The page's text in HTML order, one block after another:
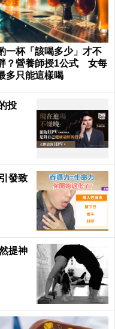
一杯「該喝多少」才不
？營養師授1公式 女每
多只能這樣喝
投
發致
提神